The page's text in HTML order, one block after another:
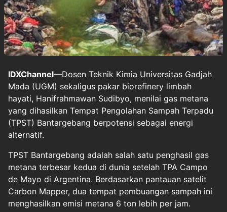
IDXChannel—Dosen Teknik Kimia Universitas Gadjah
Mada (UGM) sekaligus pakar biorefinery limbah
hayati, Hanifrahmawan Sudibyo, menilai gas metana
yang dihasilkan Tempat Pengolahan Sampah Terpadu
(TPST) Bantargebang berpotensi sebagai energi
alternatif.
TPST Bantargebang adalah salah satu penghasil gas
metana terbesar kedua di dunia setelah TPA Campo
de Mayo di Argentina. Berdasarkan pantauan satelit
Carbon Mapper, dua tempat pembuangan sampah ini
menghasilkan emisi metana 6 ton lebih per jam.